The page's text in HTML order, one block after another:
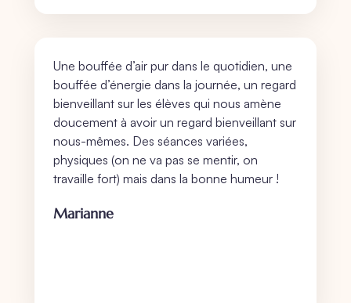
Une bouffée d’air pur dans le quotidien, une
bouffée d’énergie dans la journée, un regard
bienveillant sur les élèves qui nous amène
doucement à avoir un regard bienveillant sur
nous-mêmes. Des séances variées,
physiques (on ne va pas se mentir, on
travaille fort) mais dans la bonne humeur !
Marianne